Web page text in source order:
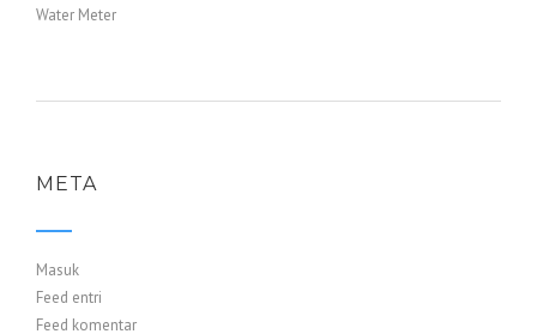
Water Meter
META
Masuk
Feed entri
Feed komentar